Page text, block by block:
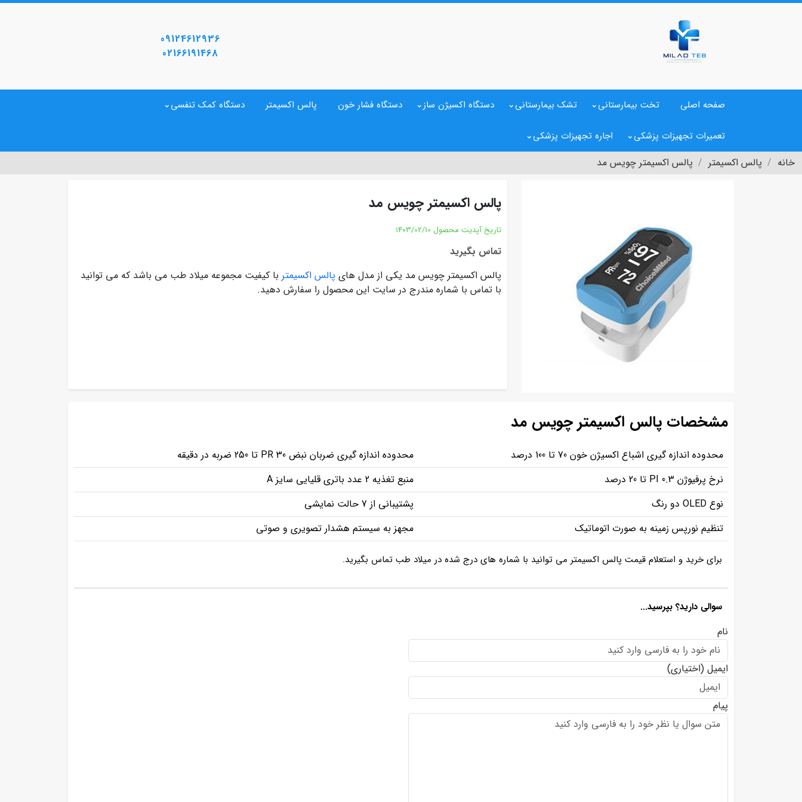
09124612936
02166191468
صفحه اصلی تخت بیمارستانی تشک بیمارستانی دستگاه اکسیژن ساز دستگاه فشار خون پالس اکسیمتر دستگاه کمک تنفسی
تعمیرات تجهیزات پزشکی اجاره تجهیزات پزشکی
خانه پالس اکسیمتر پالس اکسیمتر چویس مد
پالس اکسیمتر چویس مد
تاریخ آپدیت محصول 1403/02/10
تماس بگیرید
پالس اکسیمتر چویس مد یکی از مدل های پالس اکسیمتر با کیفیت مجموعه میلاد طب می باشد که می توانید
با تماس با شماره مندرج در سایت این محصول را سفارش دهید.
مشخصات پالس اکسیمتر چویس مد
محدوده اندازه گیری اشباع اکسیژن خون 70 تا 100 درصد
محدوده اندازه گیری ضربان نبض PR 30 تا 250 ضربه در دقیقه
نرخ پرفیوژن PI 0.3 تا 20 درصد
منبع تغذیه 2 عدد باتری قلیایی سایز A
نوع OLED دو رنگ
پشتیبانی از 7 حالت نمایشی
تنظیم نورپس زمینه به صورت اتوماتیک
مجهز به سیستم هشدار تصویری و صوتی
برای خرید و استعلام قیمت پالس اکسیمتر می توانید با شماره های درج شده در میلاد طب تماس بگیرید.
سوالی دارید؟ بپرسید...
نام
ایمیل (اختیاری)
پیام